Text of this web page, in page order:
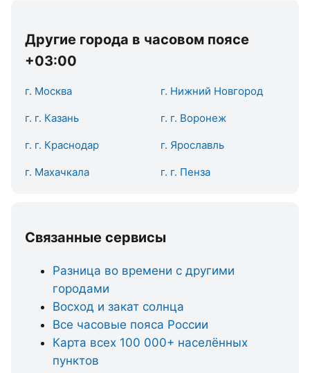
Другие города в часовом поясе
+03:00
г. Москва г. Нижний Новгород
г. г. Казань г. г. Воронеж
г. г. Краснодар г. Ярославль
г. Махачкала г. г. Пенза
Связанные сервисы
Разница во времени с другими
городами
Восход и закат солнца
Все часовые пояса России
Карта всех 100 000+ населённых
пунктов